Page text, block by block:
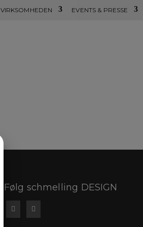
VIRKSOMHEDEN EVENTS & PRESSE
Følg schmelling DESIGN